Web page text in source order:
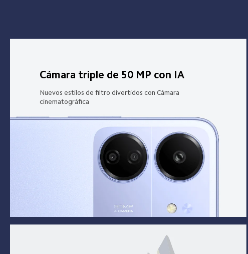
Cámara triple de 50 MP con IA
Nuevos estilos de filtro divertidos con Cámara
cinematográfica